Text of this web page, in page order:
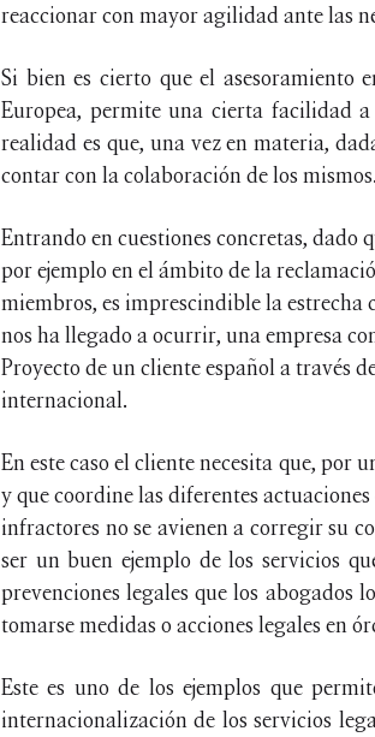
reaccionar con mayor agilidad ante las
Si bien es cierto que el
Europea, permite una cierta facilidad
realidad es que, una vez en materia,
contar con la colaboración de los mismos.
Entrando en cuestiones concretas, dado
por ejemplo en el ámbito de la
miembros, es imprescindible la estrecha
nos ha llegado a ocurrir, una empresa
Proyecto de un cliente español a través
internacional.
En este caso el cliente necesita que, por
y que coordine las diferentes
infractores no se avienen a corregir su
ser un buen ejemplo de los servicios
prevenciones legales que los abogados
tomarse medidas o acciones legales en
Este es uno de los ejemplos que
internacionalización de los servicios